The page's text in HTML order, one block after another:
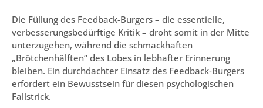
Die Füllung des Feedback-Burgers – die essentielle,
verbesserungsbedürftige Kritik – droht somit in der Mitte
unterzugehen, während die schmackhaften
„Brötchenhälften“ des Lobes in lebhafter Erinnerung
bleiben. Ein durchdachter Einsatz des Feedback-Burgers
erfordert ein Bewusstsein für diesen psychologischen
Fallstrick.